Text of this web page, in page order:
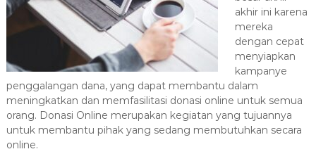
T
e
r
b
a
i
k
H
akhir ini karena
mereka
dengan cepat
menyiapkan
kampanye
penggalangan dana, yang dapat membantu dalam
meningkatkan dan memfasilitasi donasi online untuk semua
orang. Donasi Online merupakan kegiatan yang tujuannya
untuk membantu pihak yang sedang membutuhkan secara
online.